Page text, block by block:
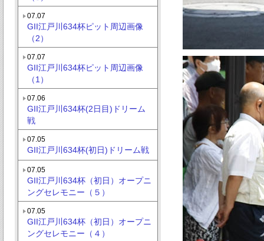
07.07
GII江戸川634杯ピット周辺画像
（2）
07.07
GII江戸川634杯ピット周辺画像
（1）
07.06
GII江戸川634杯(2日目)ドリーム
戦
07.05
GII江戸川634杯(初日)ドリーム戦
07.05
GII江戸川634杯（初日）オープニ
ングセレモニー（５）
07.05
GII江戸川634杯（初日）オープニ
ングセレモニー（４）